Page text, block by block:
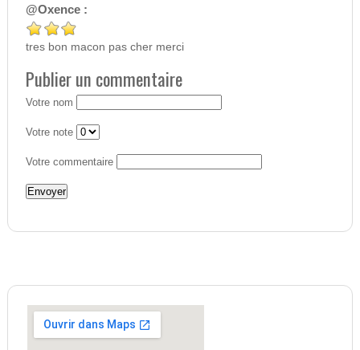
@Oxence :
tres bon macon pas cher merci
Publier un commentaire
Votre nom
Votre note
Votre commentaire